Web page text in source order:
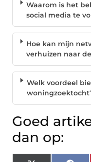
Waarom is het
social media te
Hoe kan mijn
verhuizen naar
Welk voordeel
Goed
dan op: